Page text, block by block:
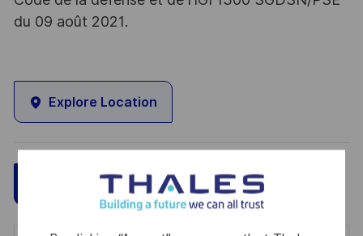
du 09 août 2021.
Explore Location
Apply Now Save